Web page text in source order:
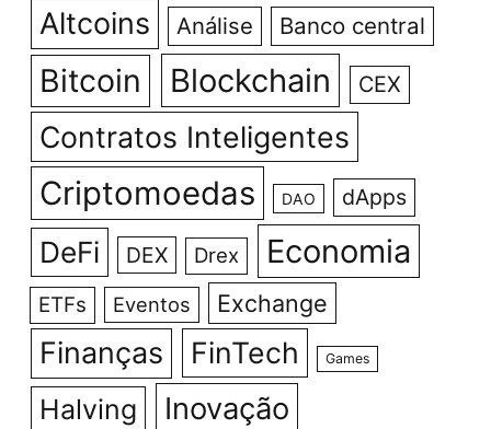
Altcoins Análise Banco central
Bitcoin Blockchain CEX
Contratos Inteligentes
Criptomoedas DAO dApps
DeFi DEX Drex Economia
ETFs Eventos Exchange
Finanças FinTech Games
Halving Inovação